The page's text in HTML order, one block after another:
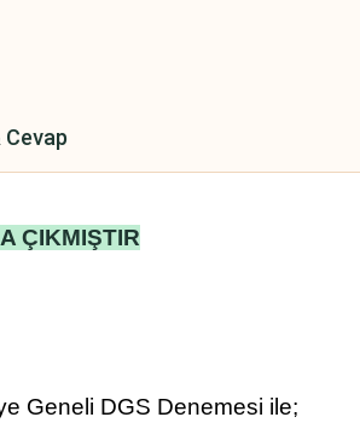
Cevap
ÇIKMIŞTIR
Geneli DGS Denemesi ile;